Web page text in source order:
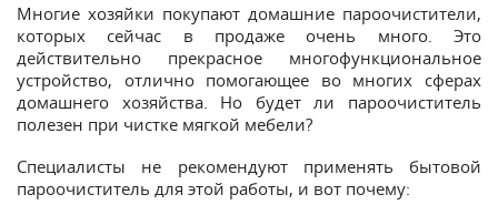
Многие хозяйки покупают домашние пароочистители,
которых сейчас в продаже очень много. Это
действительно прекрасное многофункциональное
устройство, отлично помогающее во многих сферах
домашнего хозяйства. Но будет ли пароочиститель
полезен при чистке мягкой мебели?
Специалисты не рекомендуют применять бытовой
пароочиститель для этой работы, и вот почему: